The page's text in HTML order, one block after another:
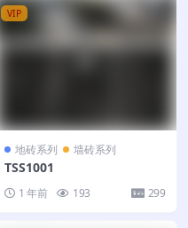
VIP
地砖系列 墙砖系列
TSS1001
1 年前 193 299